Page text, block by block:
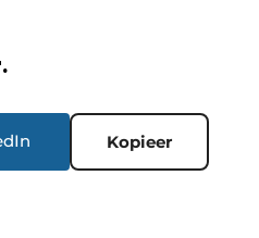
Kopieer